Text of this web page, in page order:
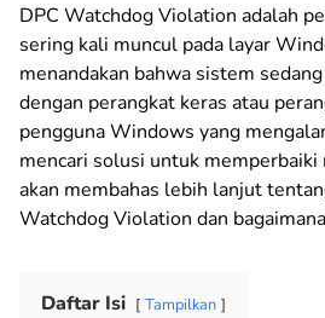
DPC Watchdog Violation adalah
sering kali muncul pada layar
menandakan bahwa sistem
dengan perangkat keras atau
pengguna Windows yang
mencari solusi untuk
akan membahas lebih lanjut
Watchdog Violation dan
Daftar Isi Tampilkan